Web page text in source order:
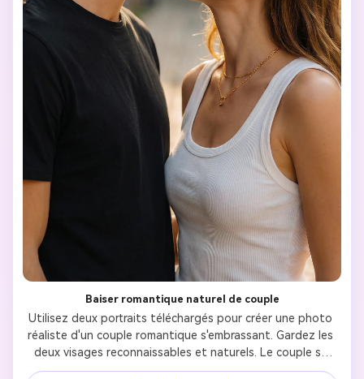
Baiser romantique naturel de couple
Utilisez deux portraits téléchargés pour créer une photo
réaliste d'un couple romantique s'embrassant. Gardez les
deux visages reconnaissables et naturels. Le couple se
tenait près, s'embrassant doucement avec une expression